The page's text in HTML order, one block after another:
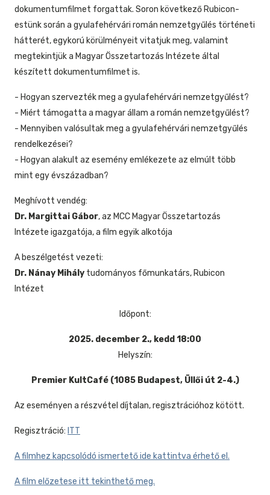
dokumentumfilmet forgattak. Soron következő Rubicon-
estünk során a gyulafehérvári román nemzetgyűlés történeti
hátterét, egykorú körülményeit vitatjuk meg, valamint
megtekintjük a Magyar Összetartozás Intézete által
készített dokumentumfilmet is.
- Hogyan szervezték meg a gyulafehérvári nemzetgyűlést?
- Miért támogatta a magyar állam a román nemzetgyűlést?
- Mennyiben valósultak meg a gyulafehérvári nemzetgyűlés
rendelkezései?
- Hogyan alakult az esemény emlékezete az elmúlt több
mint egy évszázadban?
Meghívott vendég:
Dr. Margittai Gábor, az MCC Magyar Összetartozás
Intézete igazgatója, a film egyik alkotója
A beszélgetést vezeti:
Dr. Nánay Mihály tudományos főmunkatárs, Rubicon
Intézet
Időpont:
2025. december 2., kedd 18:00
Helyszín:
Premier KultCafé (1085 Budapest, Üllői út 2-4.)
Az eseményen a részvétel díjtalan, regisztrációhoz kötött.
Regisztráció: ITT
A filmhez kapcsolódó ismertető ide kattintva érhető el.
A film előzetese itt tekinthető meg.